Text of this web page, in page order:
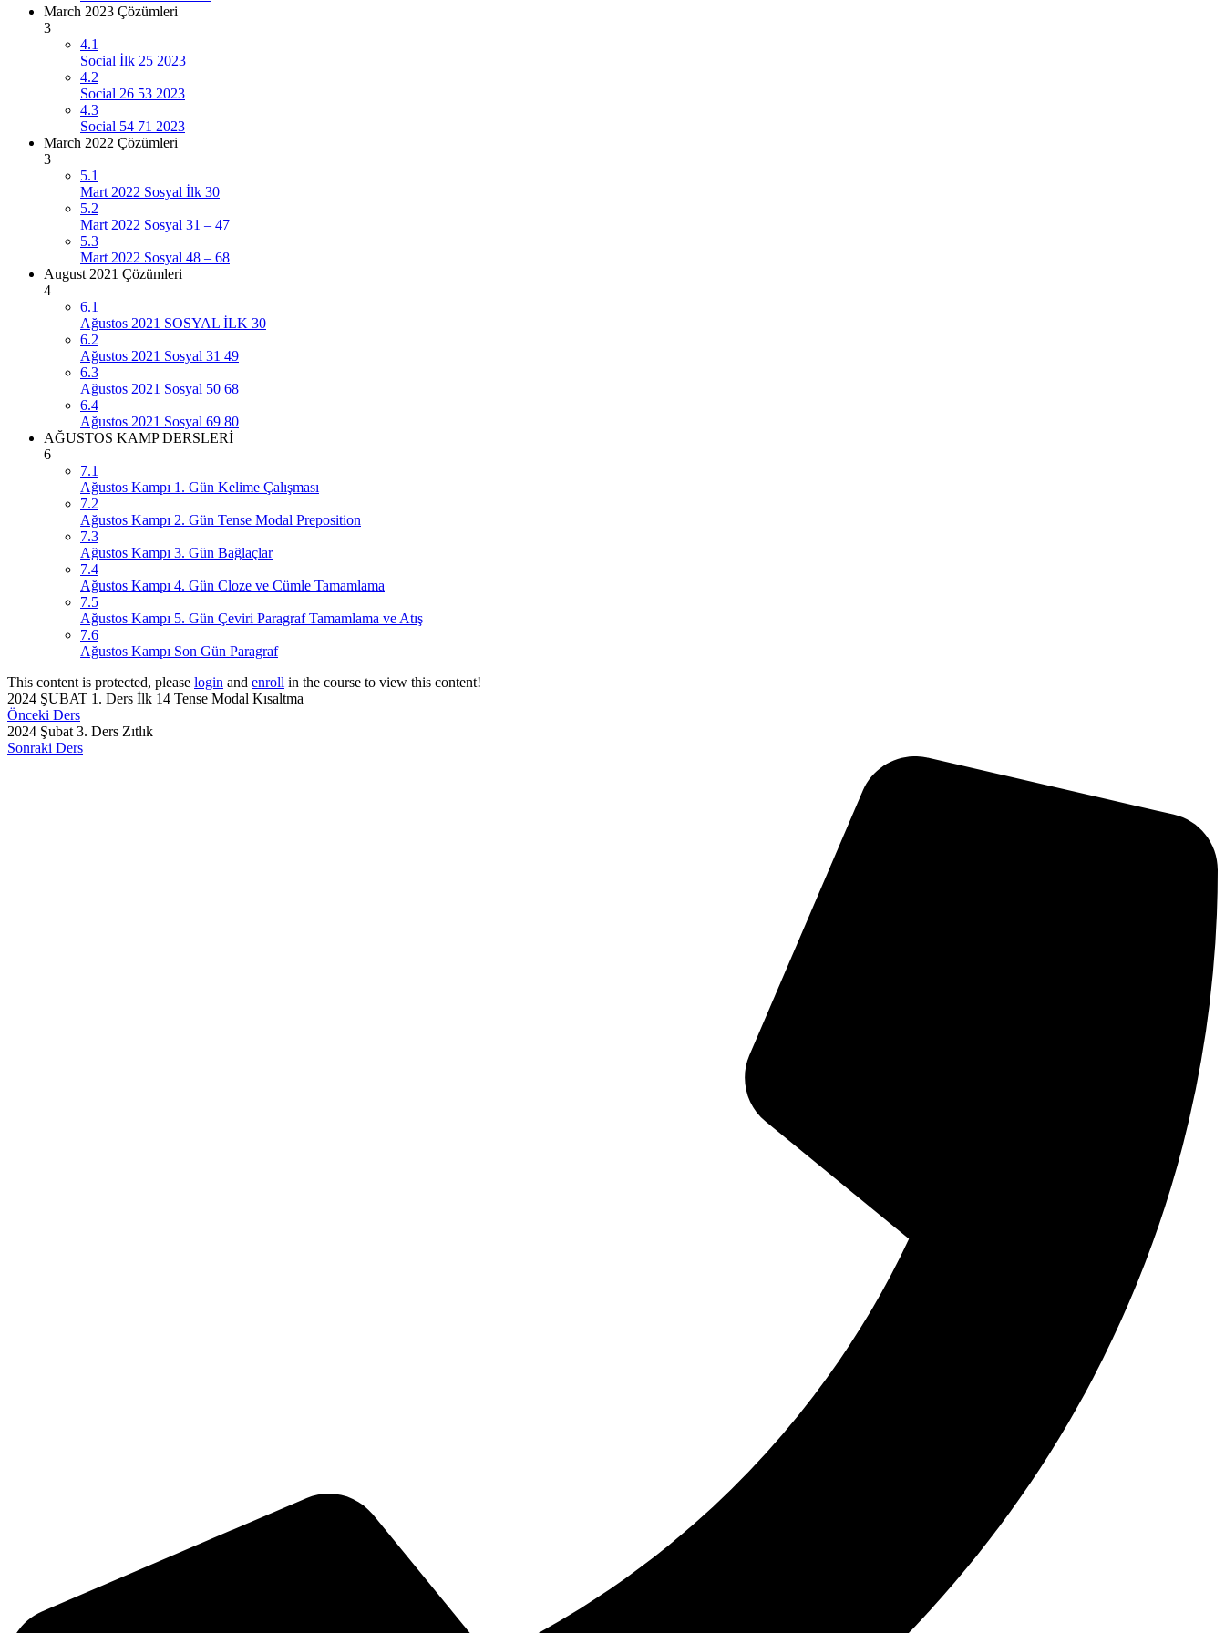
March 2023 Çözümleri
3
4.1
Social İlk 25 2023
4.2
Social 26 53 2023
4.3
Social 54 71 2023
March 2022 Çözümleri
3
5.1
Mart 2022 Sosyal İlk 30
5.2
Mart 2022 Sosyal 31 – 47
5.3
Mart 2022 Sosyal 48 – 68
August 2021 Çözümleri
4
6.1
Ağustos 2021 SOSYAL İLK 30
6.2
Ağustos 2021 Sosyal 31 49
6.3
Ağustos 2021 Sosyal 50 68
6.4
Ağustos 2021 Sosyal 69 80
AĞUSTOS KAMP DERSLERİ
6
7.1
Ağustos Kampı 1. Gün Kelime Çalışması
7.2
Ağustos Kampı 2. Gün Tense Modal Preposition
7.3
Ağustos Kampı 3. Gün Bağlaçlar
7.4
Ağustos Kampı 4. Gün Cloze ve Cümle Tamamlama
7.5
Ağustos Kampı 5. Gün Çeviri Paragraf Tamamlama ve Atış
7.6
Ağustos Kampı Son Gün Paragraf
This content is protected, please login and enroll in the course to view this content!
2024 ŞUBAT 1. Ders İlk 14 Tense Modal Kısaltma
Önceki Ders
2024 Şubat 3. Ders Zıtlık
Sonraki Ders